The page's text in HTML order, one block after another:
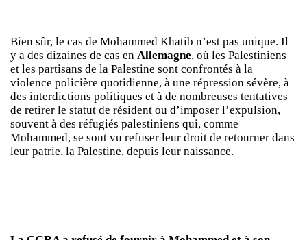
Bien sûr, le cas de Mohammed Khatib n’est pas unique. Il
y a des dizaines de cas en Allemagne, où les Palestiniens
et les partisans de la Palestine sont confrontés à la
violence policière quotidienne, à une répression sévère, à
des interdictions politiques et à de nombreuses tentatives
de retirer le statut de résident ou d’imposer l’expulsion,
souvent à des réfugiés palestiniens qui, comme
Mohammed, se sont vu refuser leur droit de retourner dans
leur patrie, la Palestine, depuis leur naissance.